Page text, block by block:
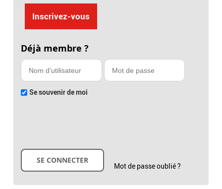
Inscrivez-vous
Déjà membre ?
Se souvenir de moi
Mot de passe oublié ?